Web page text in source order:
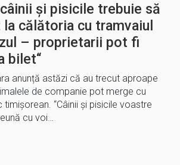
și pisicile trebuie să
călătoria cu tramvaiul
– proprietarii pot fi
bilet“
anunță astăzi că au trecut aproape
de companie pot merge cu
timișorean. “Câinii și pisicile voastre
cu voi…